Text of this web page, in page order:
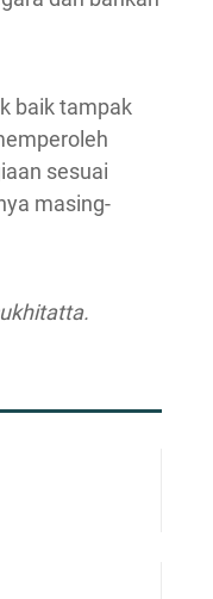
baik tampak
sesuai
masing-